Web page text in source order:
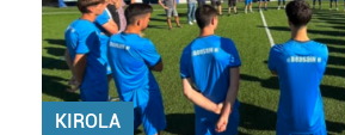
interes komertzial legitimoetan
bazkideen zerrenda, beren ustez
duten interes legitimoa eta horren
dezakezun ikusteko.
KIROLA